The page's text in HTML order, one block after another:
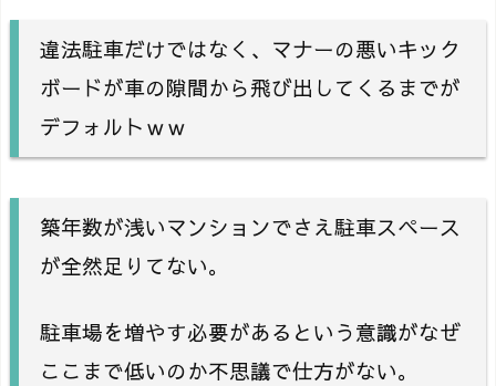
違法駐車だけではなく、マナーの悪いキック
ボードが車の隙間から飛び出してくるまでが
デフォルトｗｗ
築年数が浅いマンションでさえ駐車スペース
が全然足りてない。
駐車場を増やす必要があるという意識がなぜ
ここまで低いのか不思議で仕方がない。